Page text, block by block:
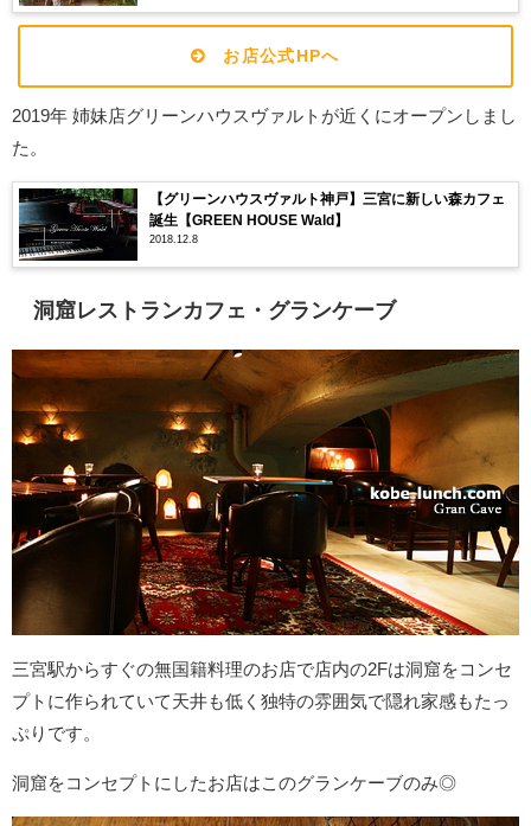
お店公式HPへ
2019年 姉妹店グリーンハウスヴァルトが近くにオープンしまし
た。
【グリーンハウスヴァルト神戸】三宮に新しい森カフェ
誕生【GREEN HOUSE Wald】
2018.12.8
洞窟レストランカフェ・グランケーブ
三宮駅からすぐの無国籍料理のお店で店内の2Fは洞窟をコンセ
プトに作られていて天井も低く独特の雰囲気で隠れ家感もたっ
ぷりです。
洞窟をコンセプトにしたお店はこのグランケーブのみ◎